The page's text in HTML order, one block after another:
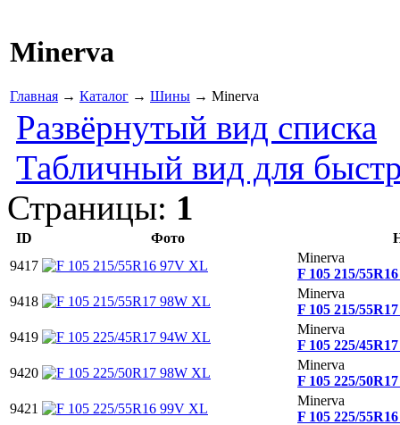
Minerva
Главная → Каталог → Шины → Minerva
Развёрнутый вид списка
Табличный вид для
Страницы: 1
ID Фото
9417
Minerva
F 105 215/
9418
Minerva
F 105 215/
9419
Minerva
F 105 225/
9420
Minerva
F 105 225/
9421
Minerva
F 105 225/